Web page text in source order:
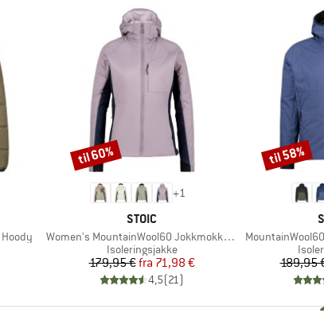
+1
MÆRKE
STOIC
Artikel
Women's MountainWool60 JokkmokkSt. Hybrid Hoody
Produktgruppe
Isoleringsjakke
Pris
179,95 € Nedsat pris
fra 71,98 €
4,5(21)
Rabat
til 60%
Artikel
189,95
Rabat
til 58%